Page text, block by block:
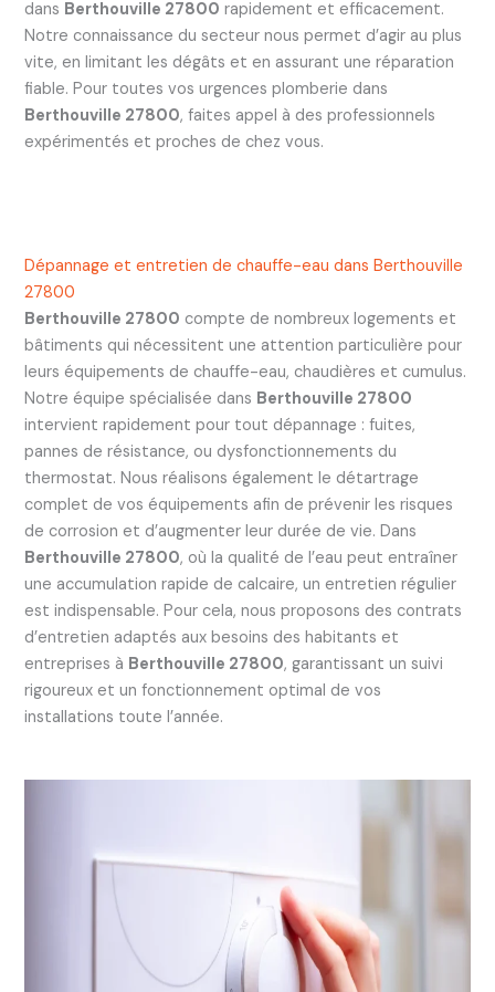
dans Berthouville 27800 rapidement et efficacement.
Notre connaissance du secteur nous permet d’agir au plus
vite, en limitant les dégâts et en assurant une réparation
fiable. Pour toutes vos urgences plomberie dans
Berthouville 27800, faites appel à des professionnels
expérimentés et proches de chez vous.
Dépannage et entretien de chauffe-eau dans Berthouville
27800
Berthouville 27800 compte de nombreux logements et
bâtiments qui nécessitent une attention particulière pour
leurs équipements de chauffe-eau, chaudières et cumulus.
Notre équipe spécialisée dans Berthouville 27800
intervient rapidement pour tout dépannage : fuites,
pannes de résistance, ou dysfonctionnements du
thermostat. Nous réalisons également le détartrage
complet de vos équipements afin de prévenir les risques
de corrosion et d’augmenter leur durée de vie. Dans
Berthouville 27800, où la qualité de l’eau peut entraîner
une accumulation rapide de calcaire, un entretien régulier
est indispensable. Pour cela, nous proposons des contrats
d’entretien adaptés aux besoins des habitants et
entreprises à Berthouville 27800, garantissant un suivi
rigoureux et un fonctionnement optimal de vos
installations toute l’année.